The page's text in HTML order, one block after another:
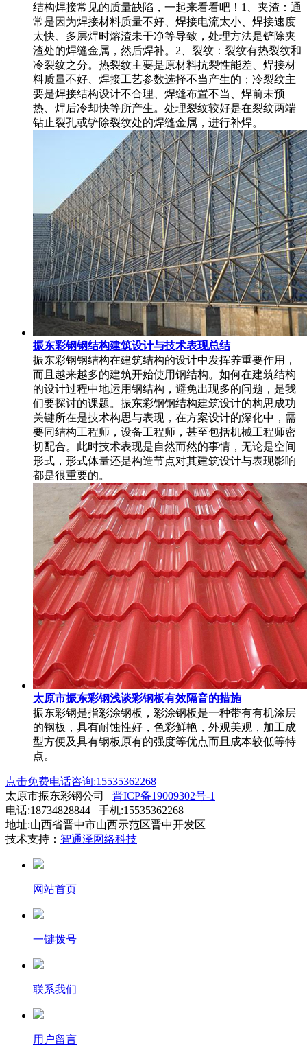
结构焊接常见的质量缺陷，一起来看看吧！1、夹渣：通
常是因为焊接材料质量不好、焊接电流太小、焊接速度
太快、多层焊时熔渣未干净等导致，处理方法是铲除夹
渣处的焊缝金属，然后焊补。2、裂纹：裂纹有热裂纹和
冷裂纹之分。热裂纹主要是原材料抗裂性能差、焊接材
料质量不好、焊接工艺参数选择不当产生的；冷裂纹主
要是焊接结构设计不合理、焊缝布置不当、焊前未预
热、焊后冷却快等所产生。处理裂纹较好是在裂纹两端
钻止裂孔或铲除裂纹处的焊缝金属，进行补焊。
振东彩钢钢结构建筑设计与技术表现总结
振东彩钢钢结构在建筑结构的设计中发挥养重要作用，
而且越来越多的建筑开始使用钢结构。如何在建筑结构
的设计过程中地运用钢结构，避免出现多的问题，是我
们要探讨的课题。振东彩钢钢结构建筑设计的构思成功
关键所在是技术构思与表现，在方案设计的深化中，需
要同结构工程师，设备工程师，甚至包括机械工程师密
切配合。此时技术表现是自然而然的事情，无论是空间
形式，形式体量还是构造节点对其建筑设计与表现影响
都是很重要的。
太原市振东彩钢浅谈彩钢板有效隔音的措施
振东彩钢是指彩涂钢板，彩涂钢板是一种带有有机涂层
的钢板，具有耐蚀性好，色彩鲜艳，外观美观，加工成
型方便及具有钢板原有的强度等优点而且成本较低等特
点。
点击免费电话咨询:15535362268
太原市振东彩钢公司 晋ICP备19009302号-1
电话:18734828844 手机:15535362268
地址:山西省晋中市山西示范区晋中开发区
技术支持： 智通泽网络科技
网站首页
一键拨号
联系我们
用户留言